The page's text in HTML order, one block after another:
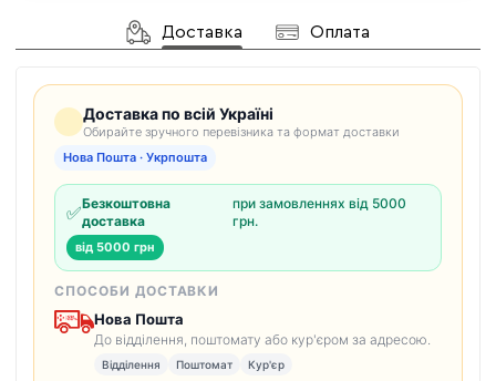
Доставка Оплата
Доставка по всій Україні
Обирайте зручного перевізника та формат доставки
Нова Пошта · Укрпошта
✅Безкоштовна
доставка
при замовленнях від 5000
грн.
від 5000 грн
СПОСОБИ ДОСТАВКИ
Нова Пошта
До відділення, поштомату або кур'єром за адресою.
Відділення Поштомат Кур'єр